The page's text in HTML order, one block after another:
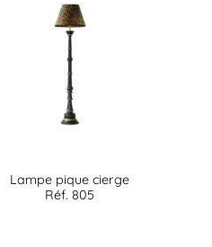
Lampe pique cierge
Réf. 805